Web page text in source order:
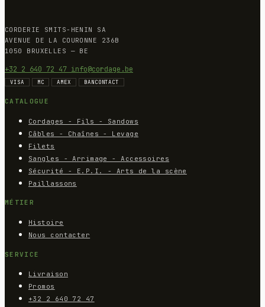
CORDERIE SMITS-HENIN SA
AVENUE DE LA COURONNE 236B
1050 BRUXELLES — BE
+32 2 640 72 47 info@cordage.be
VISA MC AMEX BANCONTACT
CATALOGUE
Cordages - Fils - Sandows
Câbles - Chaînes - Levage
Filets
Sangles - Arrimage - Accessoires
Sécurité - E.P.I. - Arts de la scène
Paillassons
MÉTIER
Histoire
Nous contacter
SERVICE
Livraison
Promos
+32 2 640 72 47